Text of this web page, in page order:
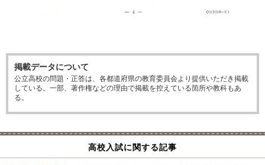
掲載データについて
公立高校の問題・正答は、各都道府県の教育委員会より提供いただき掲載
している。一部、著作権などの理由で掲載を控えている箇所や教科もあ
る。
高校入試に関する記事